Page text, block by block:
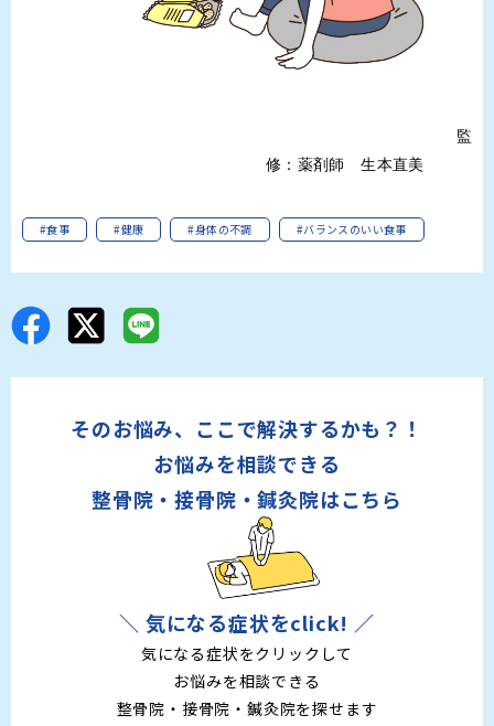
監
修：薬剤師 生本直美
#食事 #健康 #身体の不調 #バランスのいい食事
そのお悩み、ここで解決するかも？！
お悩みを相談できる
整骨院・接骨院・鍼灸院はこちら
＼ 気になる症状をclick! ／
気になる症状をクリックして
お悩みを相談できる
整骨院・接骨院・鍼灸院を探せます